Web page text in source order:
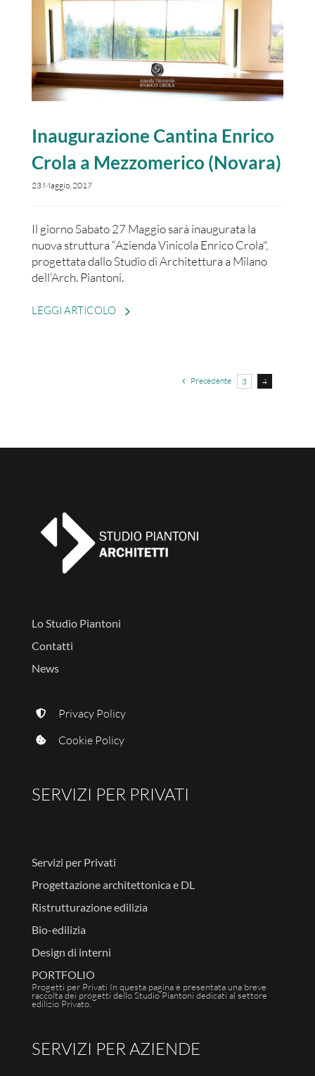
Inaugurazione Cantina Enrico
Crola a Mezzomerico (Novara)
23 Maggio, 2017
Il giorno Sabato 27 Maggio sarà inaugurata la
nuova struttura “Azienda Vinicola Enrico Crola",
progettata dallo Studio di Architettura a Milano
dell’Arch. Piantoni.
Precedente 3 4
Lo Studio Piantoni
Contatti
News
Privacy Policy
Cookie Policy
SERVIZI PER PRIVATI
Servizi per Privati
Progettazione architettonica e DL
Ristrutturazione edilizia
Bio-edilizia
Design di interni
PORTFOLIO
Progetti per Privati In questa pagina è presentata una breve
raccolta dei progetti dello Studio Piantoni dedicati al settore
edilizio Privato.
SERVIZI PER AZIENDE